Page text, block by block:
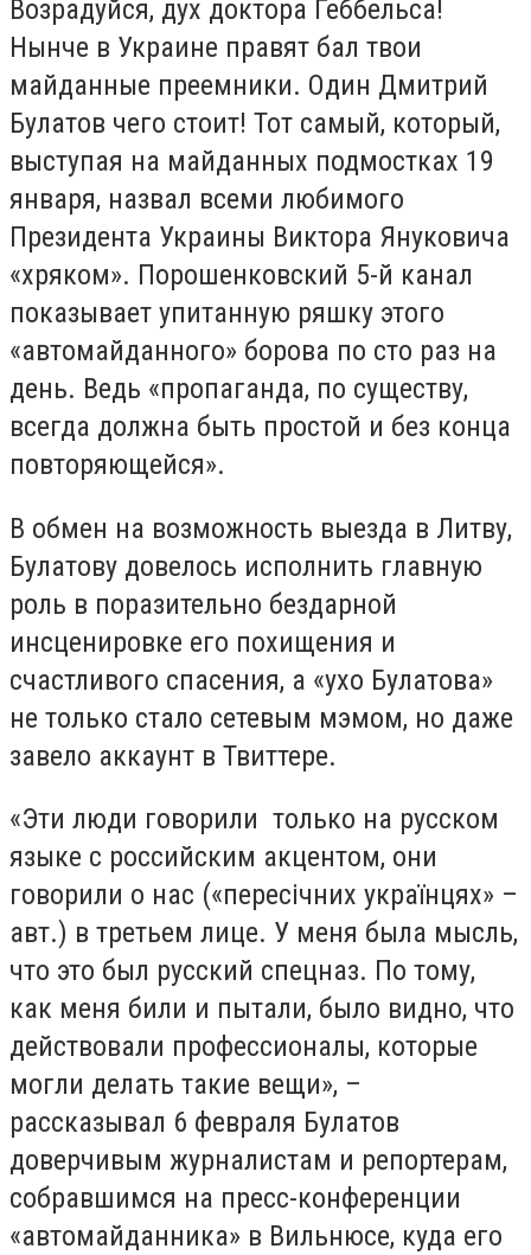
Возрадуйся, дух доктора Геббельса!
Нынче в Украине правят бал твои
майданные преемники. Один Дмитрий
Булатов чего стоит! Тот самый, который,
выступая на майданных подмостках 19
января, назвал всеми любимого
Президента Украины Виктора Януковича
«хряком». Порошенковский 5-й канал
показывает упитанную ряшку этого
«автомайданного» борова по сто раз на
день. Ведь «пропаганда, по существу,
всегда должна быть простой и без конца
повторяющейся».
В обмен на возможность выезда в Литву,
Булатову довелось исполнить главную
роль в поразительно бездарной
инсценировке его похищения и
счастливого спасения, а «ухо Булатова»
не только стало сетевым мэмом, но даже
завело аккаунт в Твиттере.
«Эти люди говорили только на русском
языке с российским акцентом, они
говорили о нас («пересічних українцях» –
авт.) в третьем лице. У меня была мысль,
что это был русский спецназ. По тому,
как меня били и пытали, было видно, что
действовали профессионалы, которые
могли делать такие вещи», –
рассказывал 6 февраля Булатов
доверчивым журналистам и репортерам,
собравшимся на пресс-конференции
«автомайданника» в Вильнюсе, куда его